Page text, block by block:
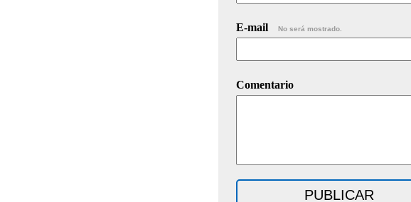
E-mail No será mostrado.
Comentario